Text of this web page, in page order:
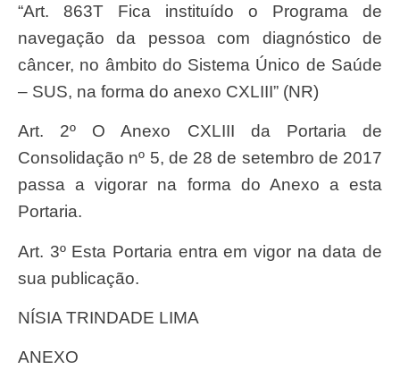
“Art. 863T Fica instituído o Programa de
navegação da pessoa com diagnóstico de
câncer, no âmbito do Sistema Único de Saúde
– SUS, na forma do anexo CXLIII” (NR)
Art. 2º O Anexo CXLIII da Portaria de
Consolidação nº 5, de 28 de setembro de 2017
passa a vigorar na forma do Anexo a esta
Portaria.
Art. 3º Esta Portaria entra em vigor na data de
sua publicação.
NÍSIA TRINDADE LIMA
ANEXO